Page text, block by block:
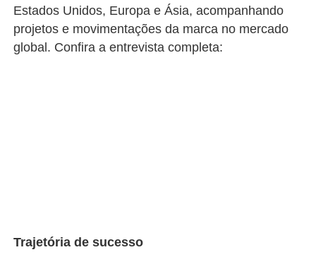
Estados Unidos, Europa e Ásia, acompanhando
projetos e movimentações da marca no mercado
global. Confira a entrevista completa:
Trajetória de sucesso